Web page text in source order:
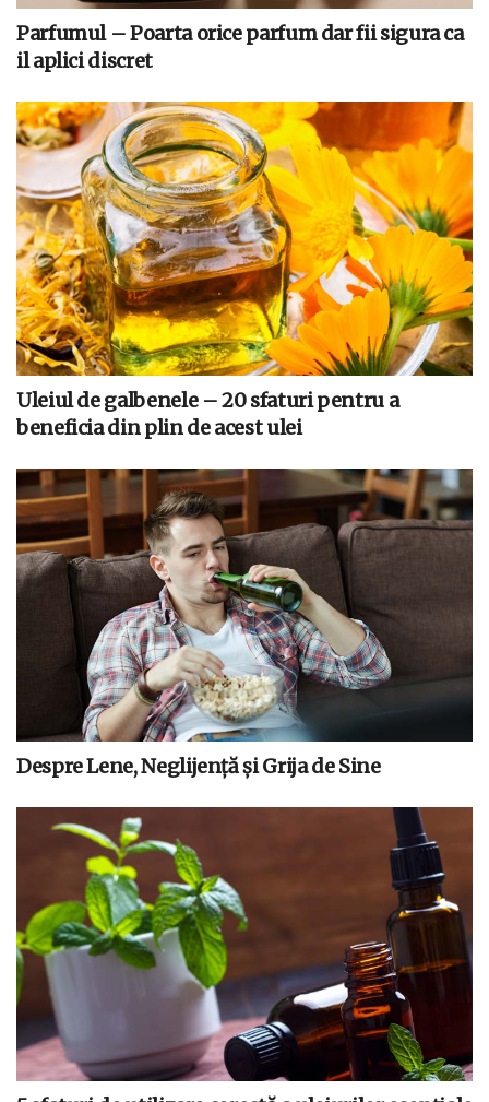
Parfumul – Poarta orice parfum dar fii sigura ca
il aplici discret
Uleiul de galbenele – 20 sfaturi pentru a
beneficia din plin de acest ulei
Despre Lene, Neglijenţă şi Grija de Sine